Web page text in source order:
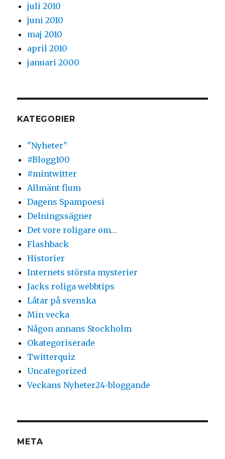
juli 2010
juni 2010
maj 2010
april 2010
januari 2000
KATEGORIER
"Nyheter"
#Blogg100
#mintwitter
Allmänt flum
Dagens Spampoesi
Delningssägner
Det vore roligare om…
Flashback
Historier
Internets största mysterier
Jacks roliga webbtips
Låtar på svenska
Min vecka
Någon annans Stockholm
Okategoriserade
Twitterquiz
Uncategorized
Veckans Nyheter24-bloggande
META